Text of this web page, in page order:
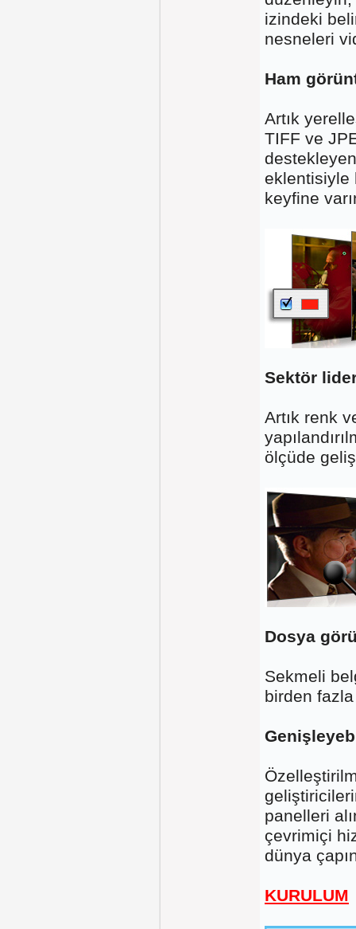
izindeki
nesneleri
Ham
Artık
TIFF ve
eklentisiyle
keyfine
Sektör
Artık renk
ölçüde
Dosya
Sekmeli
birden
panelleri
çevrimiçi
dünya
KURULUM